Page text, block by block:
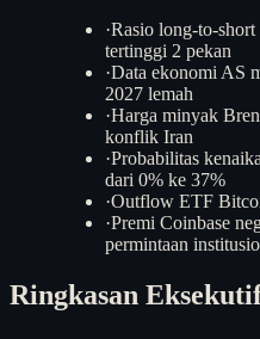
·Rasio long-to-
tertinggi 2 pekan
·Data ekonomi AS
2027 lemah
·Harga minyak
konflik Iran
·Probabilitas
dari 0% ke 37%
·Outflow ETF
·Premi Coinbase
permintaan
Ringkasan